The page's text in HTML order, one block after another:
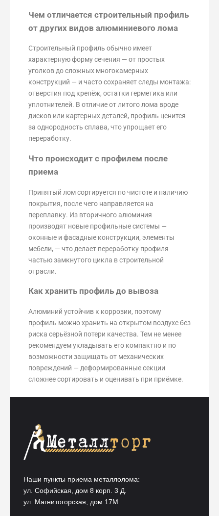
Чем отличается строительный профиль
от других видов алюминиевого лома
Строительный профиль обычно имеет
характерную форму сечения — от простых
уголков до сложных многокамерных
конструкций — и часто сохраняет следы монтажа:
отверстия под крепёж, остатки герметика или
уплотнителей. В отличие от литого лома вроде
дисков или картерных деталей, профиль ценится
за однородность сплава, что упрощает его
переработку.
Что происходит с профилем после
приема
Принятый лом сортируется по чистоте и наличию
покрытия, после чего направляется на
переплавку. Из вторичного алюминия
производят новые профильные системы —
оконные и фасадные конструкции, элементы
мебели, — что делает переработку профиля
частью замкнутого цикла в строительной
отрасли.
Как хранить профиль до вывоза
Алюминий устойчив к коррозии, поэтому
профиль можно хранить на открытом воздухе без
риска серьёзной потери качества. Тем не менее
рекомендуем укладывать его компактно и по
возможности защищать от механических
повреждений — деформированные секции
сложнее сортировать и оценивать при приёмке.
Наши пункты приема металлолома:
ул. Софийская, дом 8 корп. 3 Д.
ул. Магнитогорская, дом 17М